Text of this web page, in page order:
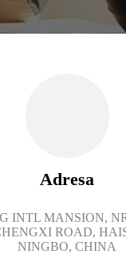
Adresa
INTL MANSION,
ROAD,
NINGBO, CHINA